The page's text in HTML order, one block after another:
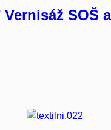
Vernisáž SOŠ